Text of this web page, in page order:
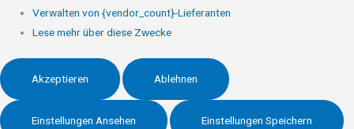
Verwalten von {vendor_count}-Lieferanten
Lese mehr über diese Zwecke
Akzeptieren Ablehnen
Einstellungen Ansehen Einstellungen Speichern